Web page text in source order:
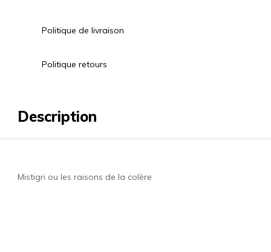
Politique de livraison
Politique retours
Description
Mistigri ou les raisons de la colère